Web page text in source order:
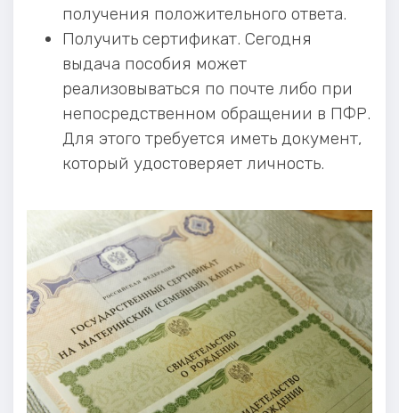
получения положительного ответа.
Получить сертификат. Сегодня
выдача пособия может
реализовываться по почте либо при
непосредственном обращении в ПФР.
Для этого требуется иметь документ,
который удостоверяет личность.